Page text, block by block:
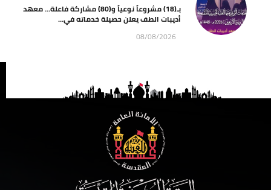
بـ(18) مشروعاً نوعياً و(80) مشاركة فاعلة… معهد
أديبات الطف يعلن حصيلة خدماته في...
08/08/2026